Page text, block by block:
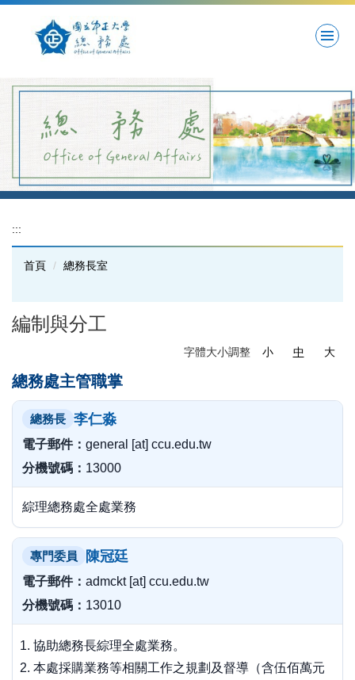
:::
首頁 總務長室
編制與分工
字體大小調整 小 中 大
總務處主管職掌
總務長 李仁淼
電子郵件： general [at] ccu.edu.tw
分機號碼： 13000
綜理總務處全處業務
專門委員 陳冠廷
電子郵件： admckt [at] ccu.edu.tw
分機號碼： 13010
協助總務長綜理全處業務。
本處採購業務等相關工作之規劃及督導（含伍佰萬元